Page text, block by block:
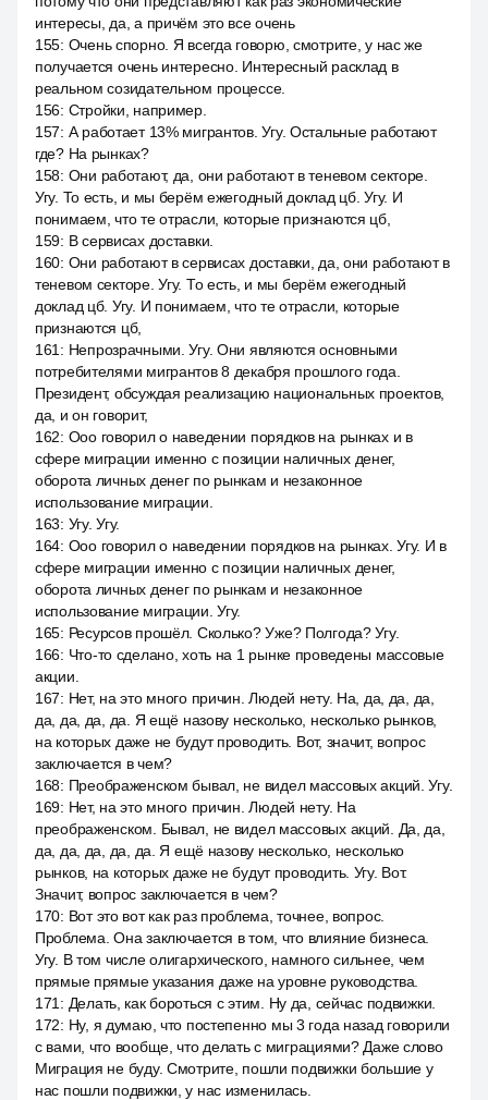
интересы, да, а причём это все очень
155: Очень спорно. Я всегда говорю, смотрите, у нас же
получается очень интересно. Интересный расклад в
реальном созидательном процессе.
156: Стройки, например.
157: А работает 13% мигрантов. Угу. Остальные работают
где? На рынках?
158: Они работают, да, они работают в теневом секторе.
Угу. То есть, и мы берём ежегодный доклад цб. Угу. И
понимаем, что те отрасли, которые признаются цб,
159: В сервисах доставки.
160: Они работают в сервисах доставки, да, они работают в
теневом секторе. Угу. То есть, и мы берём ежегодный
доклад цб. Угу. И понимаем, что те отрасли, которые
признаются цб,
161 : Непрозрачными. Угу. Они являются основными
потребителями мигрантов 8 декабря прошлого года.
Президент, обсуждая реализацию национальных проектов,
да, и он говорит,
162: Ооо говорил о наведении порядков на рынках и в
сфере миграции именно с позиции наличных денег,
оборота личных денег по рынкам и незаконное
использование миграции.
163: Угу. Угу.
164: Ооо говорил о наведении порядков на рынках. Угу. И в
сфере миграции именно с позиции наличных денег,
оборота личных денег по рынкам и незаконное
использование миграции. Угу.
165: Ресурсов прошёл. Сколько? Уже? Полгода? Угу.
166: Что-то сделано, хоть на 1 рынке проведены массовые
акции.
167: Нет, на это много причин. Людей нету. На, да, да, да,
да, да, да, да. Я ещё назову несколько, несколько рынков,
на которых даже не будут проводить. Вот, значит, вопрос
заключается в чем?
168: Преображенском бывал, не видел массовых акций. Угу.
169: Нет, на это много причин. Людей нету. На
преображенском. Бывал, не видел массовых акций. Да, да,
да, да, да, да, да. Я ещё назову несколько, несколько
рынков, на которых даже не будут проводить. Угу. Вот.
Значит, вопрос заключается в чем?
170: Вот это вот как раз проблема, точнее, вопрос.
Проблема. Она заключается в том, что влияние бизнеса.
Угу. В том числе олигархического, намного сильнее, чем
прямые прямые указания даже на уровне руководства.
171 : Делать, как бороться с этим. Ну да, сейчас подвижки.
172: Ну, я думаю, что постепенно мы 3 года назад говорили
с вами, что вообще, что делать с миграциями? Даже слово
Миграция не буду. Смотрите, пошли подвижки большие у
нас пошли подвижки, у нас изменилась.